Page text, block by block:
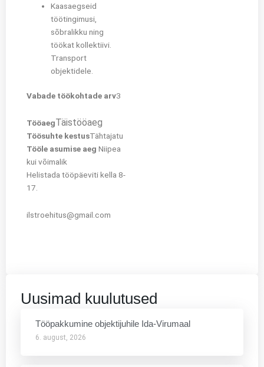
Kaasaegseid
töötingimusi,
sõbralikku ning
töökat kollektiivi.
Transport
objektidele.
Vabade töökohtade arv3
TööaegTäistööaeg
Töösuhte kestusTähtajatu
Tööle asumise aeg Niipea
kui võimalik
Helistada tööpäeviti kella 8-
17.
ilstroehitus@gmail.com
Uusimad kuulutused
Tööpakkumine objektijuhile Ida-Virumaal
6. august, 2026